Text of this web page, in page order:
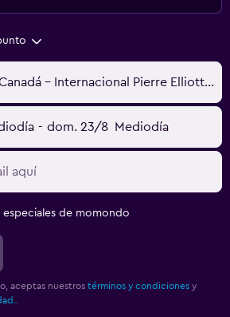
Montreal, QC, Canadá - Internacional Pierre Elliott Trudeau (YUL)
- dom. 23/8 Mediodía
especiales de momondo
aceptas nuestros términos y condiciones y
.